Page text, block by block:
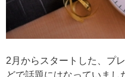
2月からスタートした、プ
どで話題にはなっていまし